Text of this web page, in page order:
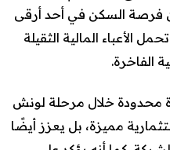
فرصة السكن في أحد أرقى
الأعباء المالية الثقيلة
الفاخرة.
محدودة خلال مرحلة لونش
مميزة، بل يعزز أيضًا